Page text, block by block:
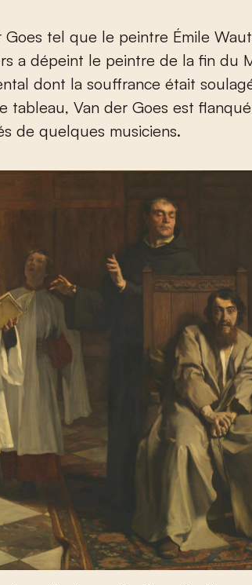
Goes tel que le peintre Émile
a dépeint le peintre de la fin du
dont la souffrance était
tableau, Van der Goes est
de quelques musiciens.